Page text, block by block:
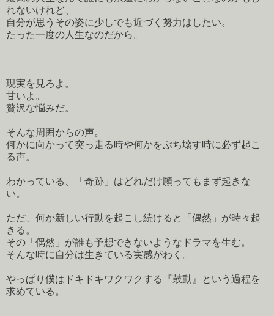
れないけれど、
自分が思うその姿に少しでも近づく努力はしたい。
たった一度の人生なのだから。
現実を見ろよ。
甘いよ。
贅沢な悩みだ。
そんな周囲からの声。
何かに向かって突っ走る時や何かをぶち壊す時に必ず起こ
る声。
わかっている、「奇跡」はどれだけ願ってもまず起きな
い。
ただ、何か新しい行動を起こし続けると「偶然」が時々起
きる。
その「偶然」が誰も予想できないようなドラマを生む。
そんな時に自分は生きている実感がわく。
やっぱり僕はドキドキワクワクする『鼓動』という過程を
求めている。